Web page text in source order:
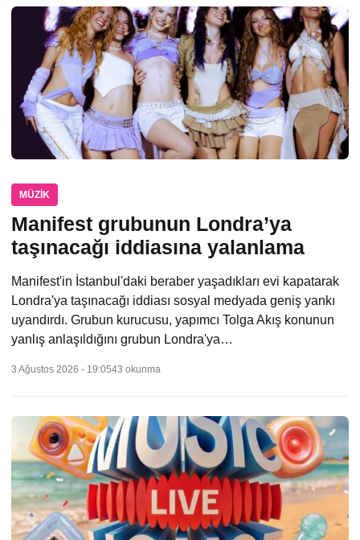
MÜZIK
Manifest grubunun Londra’ya
taşınacağı iddiasına yalanlama
Manifest'in İstanbul'daki beraber yaşadıkları evi kapatarak
Londra'ya taşınacağı iddiası sosyal medyada geniş yankı
uyandırdı. Grubun kurucusu, yapımcı Tolga Akış konunun
yanlış anlaşıldığını grubun Londra'ya…
3 Ağustos 2026 - 19:0543 okunma